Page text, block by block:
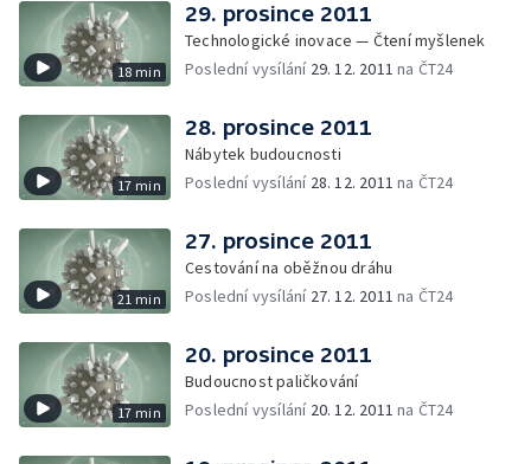
18 min
29. prosince 2011
Technologické inovace — Čtení myšlenek
Poslední vysílání 29. 12. 2011 na ČT24
17 min
28. prosince 2011
Nábytek budoucnosti
Poslední vysílání 28. 12. 2011 na ČT24
21 min
27. prosince 2011
Cestování na oběžnou dráhu
Poslední vysílání 27. 12. 2011 na ČT24
17 min
20. prosince 2011
Budoucnost paličkování
Poslední vysílání 20. 12. 2011 na ČT24